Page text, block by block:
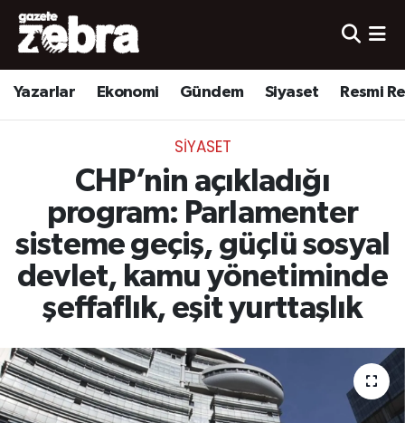
Yazarlar Ekonomi Gündem Siyaset Resmi
SIYASET
CHP’nin açıkladığı
program: Parlamenter
sisteme geçiş, güçlü sosyal
devlet, kamu yönetiminde
şeffaflık, eşit yurttaşlık
Yazarlar
Ekonomi
Yerel
Spor
Nöbetçi Eczaneler
Hava Durumu
Süper Lig Puan Durumu ve Fikstür
Tüm Manşetler
Son Dakika Haberleri
Haber Arşivi